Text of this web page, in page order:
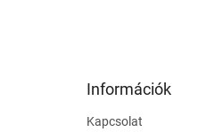
Információk
Kapcsolat